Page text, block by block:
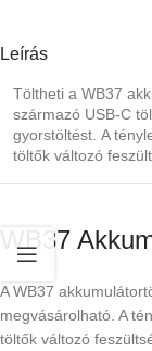
Leírás
Töltheti a WB37
származó USB-C
gyorstöltést. A
töltők változó
WB37
A WB37
megvásárolható. A
töltők változó